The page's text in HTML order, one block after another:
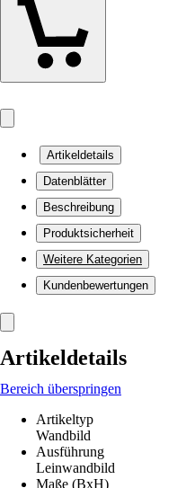
Artikeldetails
Datenblätter
Beschreibung
Produktsicherheit
Weitere Kategorien
Kundenbewertungen
Artikeldetails
Bereich überspringen
Artikeltyp
Wandbild
Ausführung
Leinwandbild
Maße (BxH)